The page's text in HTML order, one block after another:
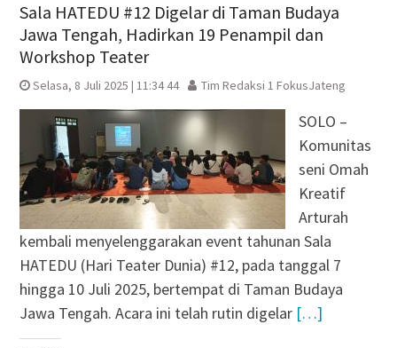
Sala HATEDU #12 Digelar di Taman Budaya
Jawa Tengah, Hadirkan 19 Penampil dan
Workshop Teater
Selasa, 8 Juli 2025 | 11:34 44 Tim Redaksi 1 FokusJateng
SOLO –
Komunitas
seni Omah
Kreatif
Arturah
kembali menyelenggarakan event tahunan Sala
HATEDU (Hari Teater Dunia) #12, pada tanggal 7
hingga 10 Juli 2025, bertempat di Taman Budaya
Jawa Tengah. Acara ini telah rutin digelar […]